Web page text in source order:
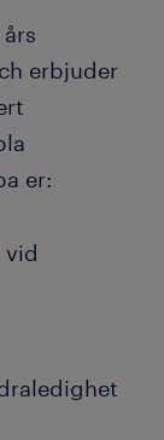
erbjuder
er:
vid